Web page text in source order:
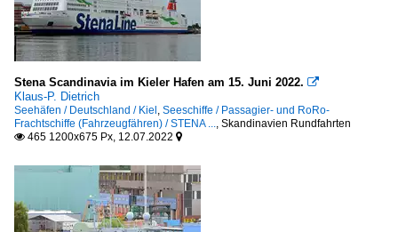
Stena Scandinavia im Kieler Hafen am 15. Juni 2022. 
Klaus-P. Dietrich
Seehäfen / Deutschland / Kiel, Seeschiffe / Passagier- und RoRo-
Frachtschiffe (Fahrzeugfähren) / STENA ..., Skandinavien Rundfahrten
 465 1200x675 Px, 12.07.2022 